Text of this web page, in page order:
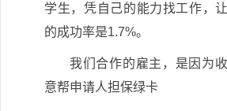
学生，凭自己的能力找工作，
的成功率是1.7%。
我们合作的雇主，是因为
意帮申请人担保绿卡